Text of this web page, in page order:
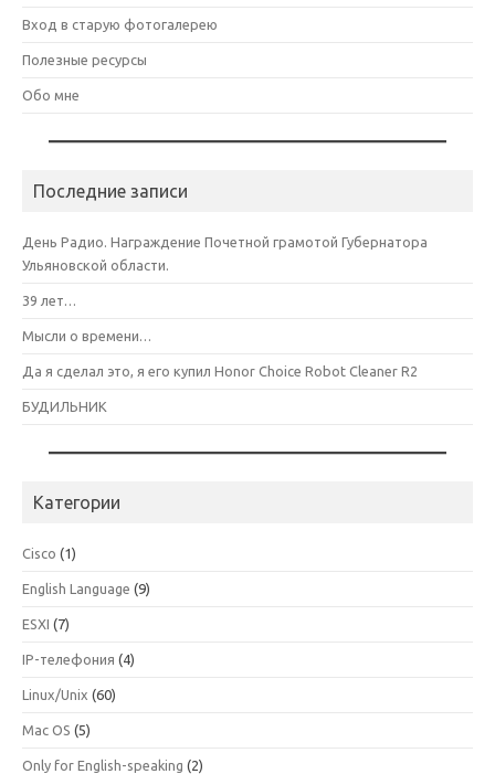
Вход в старую фотогалерею
Полезные ресурсы
Обо мне
Последние записи
День Радио. Награждение Почетной грамотой Губернатора
Ульяновской области.
39 лет…
Мысли о времени…
Да я сделал это, я его купил Honor Choice Robot Cleaner R2
БУДИЛЬНИК
Категории
Cisco (1)
English Language (9)
ESXI (7)
IP-телефония (4)
Linux/Unix (60)
Mac OS (5)
Only for English-speaking (2)